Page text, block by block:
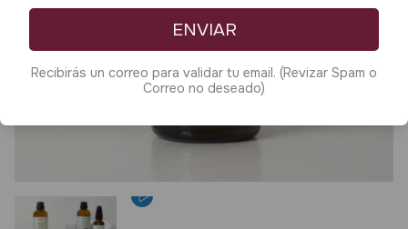
ENVIAR
Recibirás un correo para validar tu email. (Revizar Spam o
Correo no deseado)